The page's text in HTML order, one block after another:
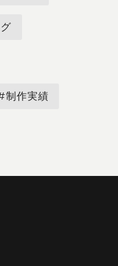
制作実績